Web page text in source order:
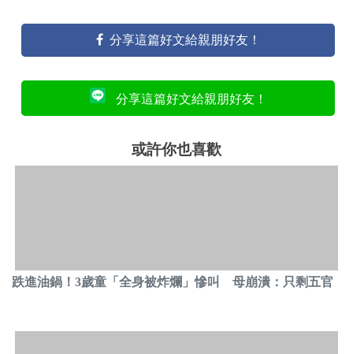
分享這篇好文給親朋好友！
分享這篇好文給親朋好友！
或許你也喜歡
跌進油鍋！3歲童「全身被炸爛」慘叫 母崩潰：只剩五官